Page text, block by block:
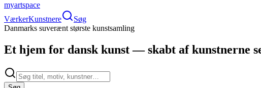
myartspace
VærkerKunstnere
Søg
Danmarks suverænt største kunstsamling
Et hjem for dansk kunst— skabt af kunstnerne